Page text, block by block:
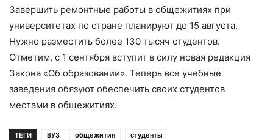
Завершить ремонтные работы в общежитиях при
университетах по стране планируют до 15 августа.
Нужно разместить более 130 тысяч студентов.
Отметим, с 1 сентября вступит в силу новая редакция
Закона «Об образовании». Теперь все учебные
заведения обязуют обеспечить своих студентов
местами в общежитиях.
ТЕГИ ВУЗ общежития студенты